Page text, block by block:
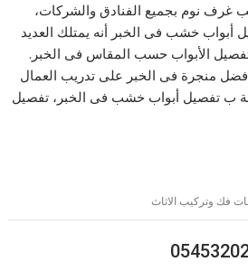
غرف نوم بجميع الفنادق والشركات،
أبواب خشب فى الخبر أنه يمتلك العديد
تفصيل الأبواب حسب المقاس فى الخبر.
منجرة فى الخبر على تدريب العمال
ب تفصيل أبواب خشب فى الخبر، تفصيل
فك وتركيب الاثاث